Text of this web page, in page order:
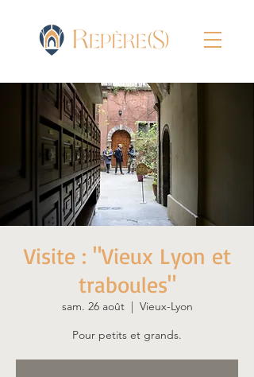
Visite : "Vieux Lyon et
traboules"
sam. 26 août
  |
Vieux-Lyon
Pour petits et grands.